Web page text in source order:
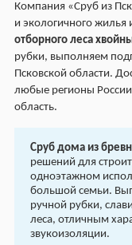
Компания «Сруб из
и экологичного жилья
отборного леса
рубки, выполняем
Псковской области.
любые регионы
область.
Сруб дома из
решений для
одноэтажном
большой семьи.
ручной рубки,
леса, отличным
звукоизоляции.